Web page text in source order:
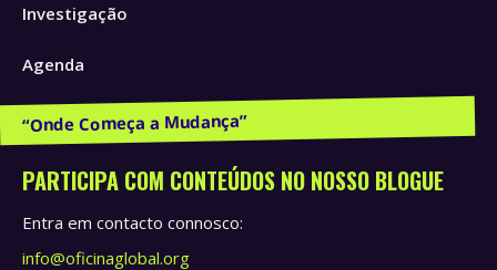
Investigação
Agenda
Publicações e Recursos
PARTICIPA COM CONTEÚDOS NO NOSSO BLOGUE
Entra em contacto connosco:
info@oficinaglobal.org